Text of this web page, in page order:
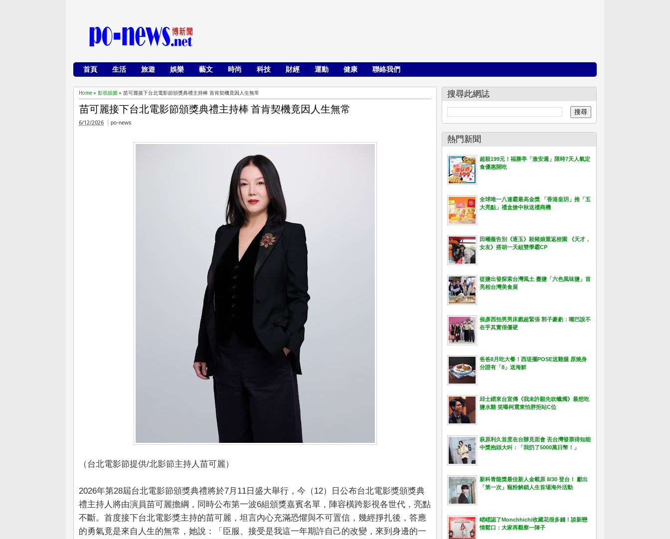
首頁 生活 旅遊 娛樂 藝文 時尚 科技 財經 運動 健康 聯絡我們
Home » 影視娛樂 » 苗可麗接下台北電影節頒獎典禮主持棒 首肯契機竟因人生無常
苗可麗接下台北電影節頒獎典禮主持棒 首肯契機竟因人生無常
6/12/2026 po-news
（台北電影節提供/北影節主持人苗可麗）
2026年第28屆台北電影節頒獎典禮將於7月11日盛大舉行，今（12）日公布台北電影獎頒獎典
禮主持人將由演員苗可麗擔綱，同時公布第一波6組頒獎嘉賓名單，陣容橫跨影視各世代，亮點
不斷。首度接下台北電影獎主持的苗可麗，坦言內心充滿恐懼與不可置信，幾經掙扎後，答應
的勇氣竟是來自人生的無常，她說：「臣服、接受是我這一年期許自己的改變，來到身邊的一
搜尋此網誌
熱門新聞
超殺199元！福勝亭「激安週」限時7天人氣定
食優惠開吃
全球唯一八連霸最高金獎 「香港皇玥」推「五
大亮點」禮盒搶中秋送禮商機
田曦薇告別《逐玉》殺豬娘重返校園 《天才，
女友》搭胡一天組雙學霸CP
從鹽出發探索台灣風土 臺鹽「六色風味鹽」首
亮相台灣美食展
侯彥西拍男男床戲超緊張 郭子豪虧：嘴巴說不
在乎其實很僵硬
爸爸8月吃大餐！西堤擺POSE送雞腿 原燒身
分證有「8」送海鮮
邱士縉來台宣傳《我未許願先吹蠟燭》最想吃
鹽水雞 笑曝柯震東怕胖拒站C位
萩原利久首度在台辦見面會 丟台灣發票得知能
中獎抱頭大叫：「我扔了5000萬日幣！」
新科青龍獎最佳新人金載原 8/30 登台！ 獻出
「第一次」寵粉解鎖人生首場海外活動
峮峮認了Monchhichi收藏花很多錢！談新戀
情鬆口：大家再觀察一陣子